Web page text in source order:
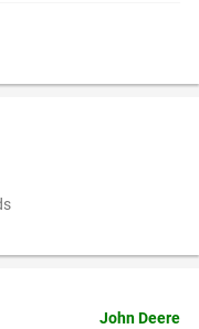
John Deere